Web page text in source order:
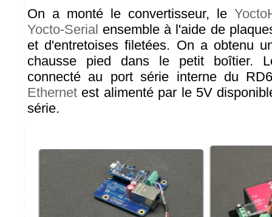
On a monté le convertisseur, le
Yocto-Serial ensemble à l'aide de
et d'entretoises filetées. On a obtenu
chausse pied dans le petit boîtier.
connecté au port série interne du
Ethernet est alimenté par le 5V
série.